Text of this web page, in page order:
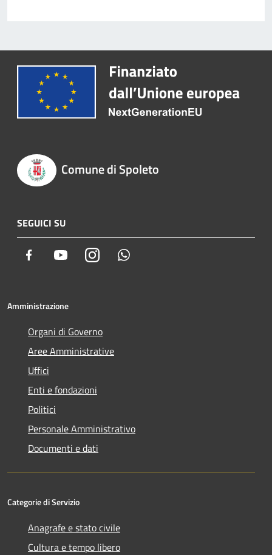
Comune di Spoleto
SEGUICI SU
Facebook YoutubeInstagram
Amministrazione
Organi di Governo
Aree Amministrative
Uffici
Enti e fondazioni
Politici
Personale Amministrativo
Documenti e dati
Categorie di Servizio
Anagrafe e stato civile
Cultura e tempo libero